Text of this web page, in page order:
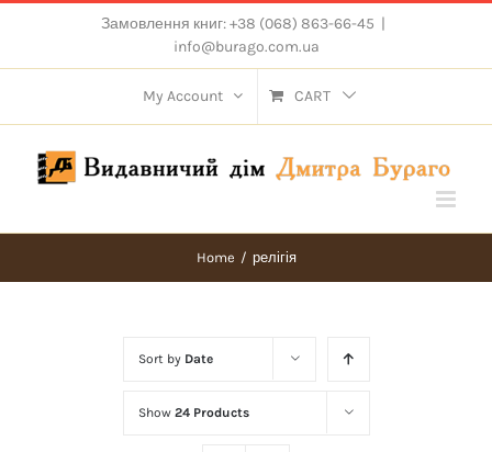
content
Замовлення книг: +38 (068) 863-66-45 |
info@burago.com.ua
My Account CART
Home / релігія
Sort by Date
Show 24 Products